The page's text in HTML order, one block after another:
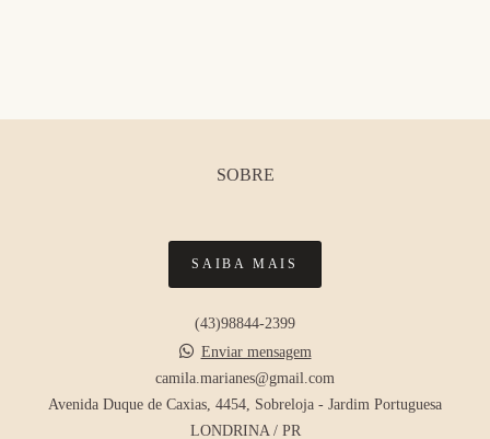
SOBRE
SAIBA MAIS
(43)98844-2399
Enviar mensagem
camila.marianes@gmail.com
Avenida Duque de Caxias, 4454, Sobreloja - Jardim Portuguesa
LONDRINA / PR